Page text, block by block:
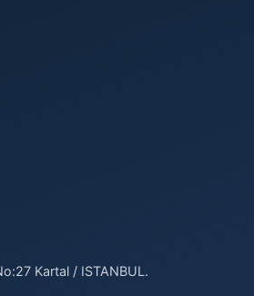
Kartal / ISTANBUL.